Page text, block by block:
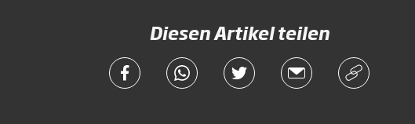
Diesen Artikel teilen